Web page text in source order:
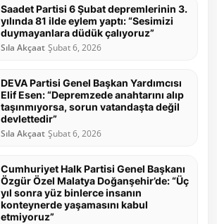
Saadet Partisi 6 Şubat depremlerinin 3.
yılında 81 ilde eylem yaptı: “Sesimizi
duymayanlara düdük çalıyoruz”
Sıla Akçaat Şubat 6, 2026
DEVA Partisi Genel Başkan Yardımcısı
Elif Esen: “Depremzede anahtarını alıp
taşınmıyorsa, sorun vatandaşta değil
devlettedir”
Sıla Akçaat Şubat 6, 2026
Cumhuriyet Halk Partisi Genel Başkanı
Özgür Özel Malatya Doğanşehir’de: “Üç
yıl sonra yüz binlerce insanın
konteynerde yaşamasını kabul
etmiyoruz”